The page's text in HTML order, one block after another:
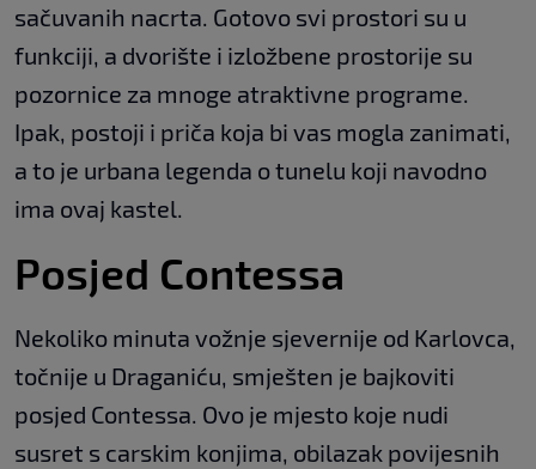
sačuvanih nacrta. Gotovo svi prostori su u
funkciji, a dvorište i izložbene prostorije su
pozornice za mnoge atraktivne programe.
Ipak, postoji i priča koja bi vas mogla zanimati,
a to je urbana legenda o tunelu koji navodno
ima ovaj kastel.
Posjed Contessa
Nekoliko minuta vožnje sjevernije od Karlovca,
točnije u Draganiću, smješten je bajkoviti
posjed Contessa. Ovo je mjesto koje nudi
susret s carskim konjima, obilazak povijesnih